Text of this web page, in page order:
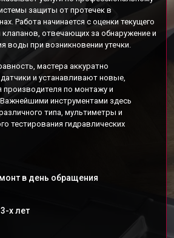
защиты от протечек в
Работа начинается с оценки текущего
клапанов, отвечающих за обнаружение и
воды при возникновении утечки.
мастера аккуратно
и устанавливают новые,
по монтажу и
инструментами здесь
типа, мультиметры и
тестирования гидравлических
в день обращения
х лет